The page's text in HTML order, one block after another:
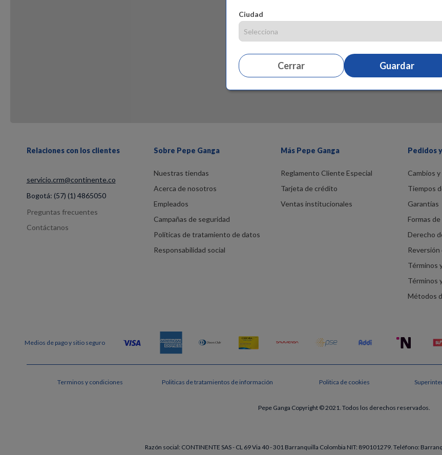
Ciudad
Cerrar Guardar
Relaciones con los clientes
servicio.crm@continente.co
Bogotá: (57) (1) 4865050
Preguntas frecuentes
Contáctanos
Sobre Pepe Ganga
Nuestras tiendas
Acerca de nosotros
Empleados
Campañas de seguridad
Políticas de tratamiento de datos
Responsabilidad social
Más Pepe Ganga
Reglamento Cliente Especial
Tarjeta de crédito
Ventas institucionales
Pedidos
Cambios
Tiempos
Garantías
Formas
Derecho
Reversión
Términos
Términos
Métodos
Terminos y condiciones Politicas de tratamientos de información Politica de cookies
Pepe Ganga Copyright © 2021. Todos los derechos reservados.
Razón social: CONTINENTE SAS - CL 69 Via 40 - 301 Barranquilla Colombia NIT: 890101279. Teléfono: